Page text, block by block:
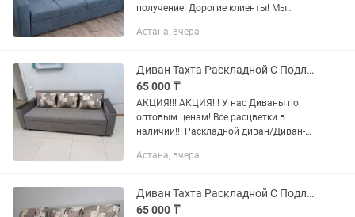
получение! Дорогие клиенты! Мы
производству диванов! В день
зависимо от...
Астана, вчера
Диван Тахта Раскладной С Подлокотниками В Наличии Готовый
65 000 ₸
АКЦИЯ!!! АКЦИЯ!!! У нас Диваны по
оптовым ценам! Все расцветки в
наличии!!! Раскладной диван/Диван-
жесткости. Механизм раскладывания
Астана, вчера
Диван Тахта Раскладной С Подлокотниками В Наличии
65 000 ₸